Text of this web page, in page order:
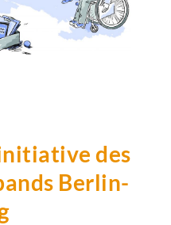
des
Berlin-